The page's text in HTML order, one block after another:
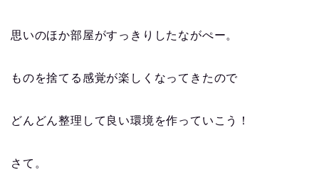
思いのほか部屋がすっきりしたながぺー。
ものを捨てる感覚が楽しくなってきたので
どんどん整理して良い環境を作っていこう！
さて。